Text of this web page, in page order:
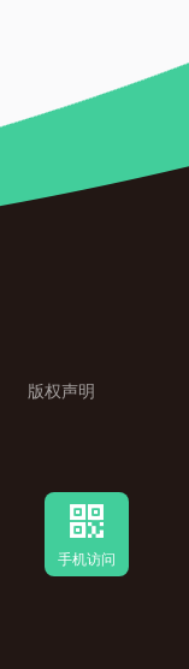
手机访问
版权声明